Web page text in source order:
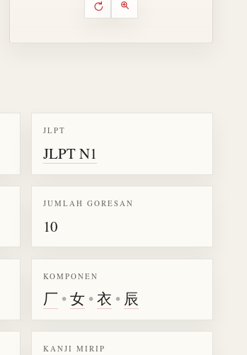
Kontrol animasi urutan
Putar ulang animasi
Perbesar animasi
JLPT
JLPT N1
JUMLAH GORESAN
10
KOMPONEN
厂 •女 •衣 • 辰
KANJI MIRIP